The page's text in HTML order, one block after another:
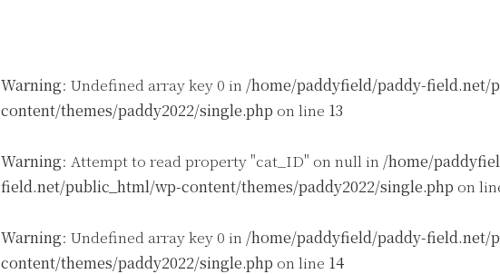
Warning: Undefined array key 0 in /home/paddyfield/paddy-field.net/
content/themes/paddy2022/single.php on line 13
Warning: Attempt to read property "cat_ID" on null in /home/
field.net/public_html/wp-content/themes/paddy2022/single.php on
Warning: Undefined array key 0 in /home/paddyfield/paddy-field.net/
content/themes/paddy2022/single.php on line 14